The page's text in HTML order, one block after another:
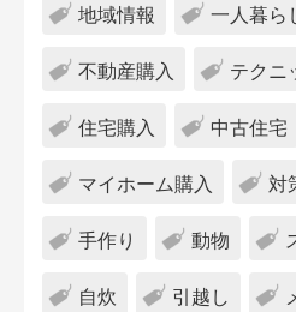
地域情報 一人暮ら
不動産購入 テクニ
住宅購入 中古住宅
マイホーム購入 対
手作り 動物
自炊 引越し